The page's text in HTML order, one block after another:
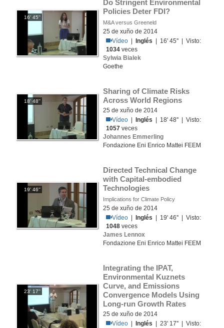
16' 45''
Do Stringent Environmental
Policies Deter FDI?
M&A versus Greeneld
25 de xuño de 2014
Vídeo
Inglés | 16' 45'' | Visto:
1034 veces
Sylwia Bialek
Goethe
18' 48''
Sharing of Climate Risks
Across World Regions
25 de xuño de 2014
Vídeo
Inglés | 18' 48'' | Visto:
1057 veces
Johannes Emmerling
Fondazione Eni Enrico Mattei FEEM
19' 46''
Directed Technical Change
with Capital-embodied
Technologies
Implications for Climate Policy
25 de xuño de 2014
Vídeo
Inglés | 19' 46'' | Visto:
1048 veces
James Lennox
Fondazione Eni Enrico Mattei FEEM
23' 17''
Integrating the IPAT,
Environmental Kuznets
Curve, and Emissions
Convergence Models Using
Long-run Growth Rates
25 de xuño de 2014
Vídeo
Inglés | 23' 17'' | Visto: